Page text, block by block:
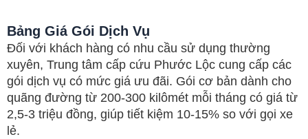
Bảng Giá Gói Dịch Vụ
Đối với khách hàng có nhu cầu sử dụng thường
xuyên, Trung tâm cấp cứu Phước Lộc cung cấp các
gói dịch vụ có mức giá ưu đãi. Gói cơ bản dành cho
quãng đường từ 200-300 kilômét mỗi tháng có giá từ
2,5-3 triệu đồng, giúp tiết kiệm 10-15% so với gọi xe
lẻ.